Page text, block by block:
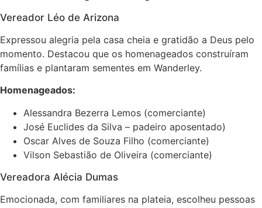
Vereador Léo de Arizona
Expressou alegria pela casa cheia e gratidão a Deus pelo
momento. Destacou que os homenageados construíram
famílias e plantaram sementes em Wanderley.
Homenageados:
Alessandra Bezerra Lemos (comerciante)
José Euclides da Silva – padeiro aposentado)
Oscar Alves de Souza Filho (comerciante)
Vilson Sebastião de Oliveira (comerciante)
Vereadora Alécia Dumas
Emocionada, com familiares na plateia, escolheu pessoas